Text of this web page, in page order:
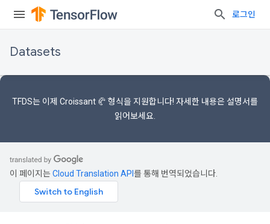
로그인
Datasets
TFDS는 이제 Croissant 🥐 형식을 지원합니다! 자세한 내용은 설명서를
읽어보세요.
이 페이지는Cloud Translation API 를 통해 번역되었습니다.